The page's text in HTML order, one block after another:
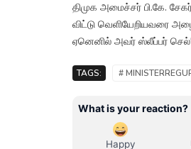
திமுக அமைச்சர் பி.கே.
விட்டு வெளியேறியவரை
ஏனெனில் அவர் ஸ்லீப்பர் செல்"
TAGS: #